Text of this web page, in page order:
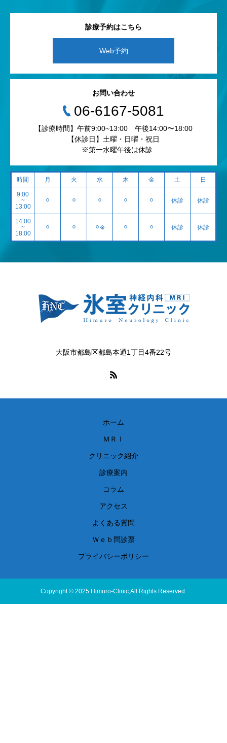
診療予約はこちら
Web予約
お問い合わせ
‭06-6167-5081‬
【診療時間】午前9:00~13:00 午後14:00〜18:00
【休診日】土曜・日曜・祝日
※第一水曜午後は休診
時間 月 火 水 木 金 土 日
9:00
~
13:00
⚪︎ ⚪︎ ⚪︎ ⚪︎ ⚪︎ 休診 休診
14:00
~
18:00
⚪︎ ⚪︎ ⚪︎※ ⚪︎ ⚪︎ 休診 休診
大阪市都島区都島本通1丁目4番22号
ホーム
ＭＲＩ
クリニック紹介
診療案内
コラム
アクセス
よくある質問
Ｗｅｂ問診票
プライバシーポリシー
Copyright © 2025 Himuro-Clinic,All Rights Reserved.